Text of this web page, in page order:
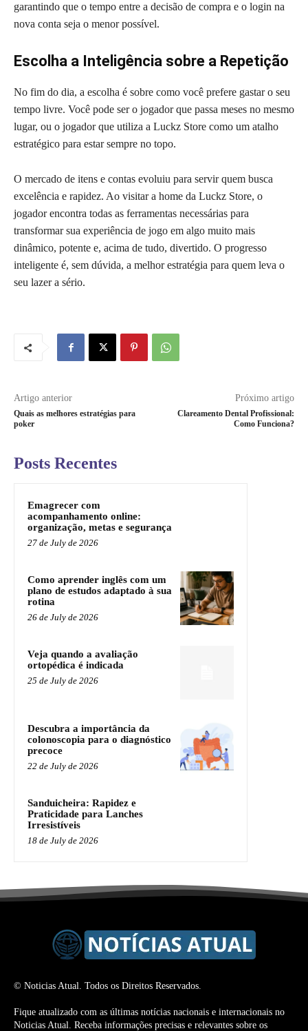
garantindo que o tempo entre a decisão de compra e o login na
nova conta seja o menor possível.
Escolha a Inteligência sobre a Repetição
No fim do dia, a escolha é sobre como você prefere gastar o seu
tempo livre. Você pode ser o jogador que passa meses no mesmo
lugar, ou o jogador que utiliza a Luckz Store como um atalho
estratégico para estar sempre no topo.
O mercado de itens e contas evoluiu para servir quem busca
excelência e rapidez. Ao visitar a home da Luckz Store, o
jogador encontra todas as ferramentas necessárias para
transformar sua experiência de jogo em algo muito mais
dinâmico, potente e, acima de tudo, divertido. O progresso
inteligente é, sem dúvida, a melhor estratégia para quem leva o
seu lazer a sério.
Artigo anterior
Quais as melhores estratégias para
poker
Próximo artigo
Clareamento Dental Profissional:
Como Funciona?
Posts Recentes
Emagrecer com
acompanhamento online:
organização, metas e segurança
27 de July de 2026
Como aprender inglês com um
plano de estudos adaptado à sua
rotina
26 de July de 2026
Veja quando a avaliação
ortopédica é indicada
25 de July de 2026
Descubra a importância da
colonoscopia para o diagnóstico
precoce
22 de July de 2026
Sanduicheira: Rapidez e
Praticidade para Lanches
Irresistíveis
18 de July de 2026
© Noticias Atual. Todos os Direitos Reservados.
Fique atualizado com as últimas notícias nacionais e internacionais no
Noticias Atual. Receba informações precisas e relevantes sobre os